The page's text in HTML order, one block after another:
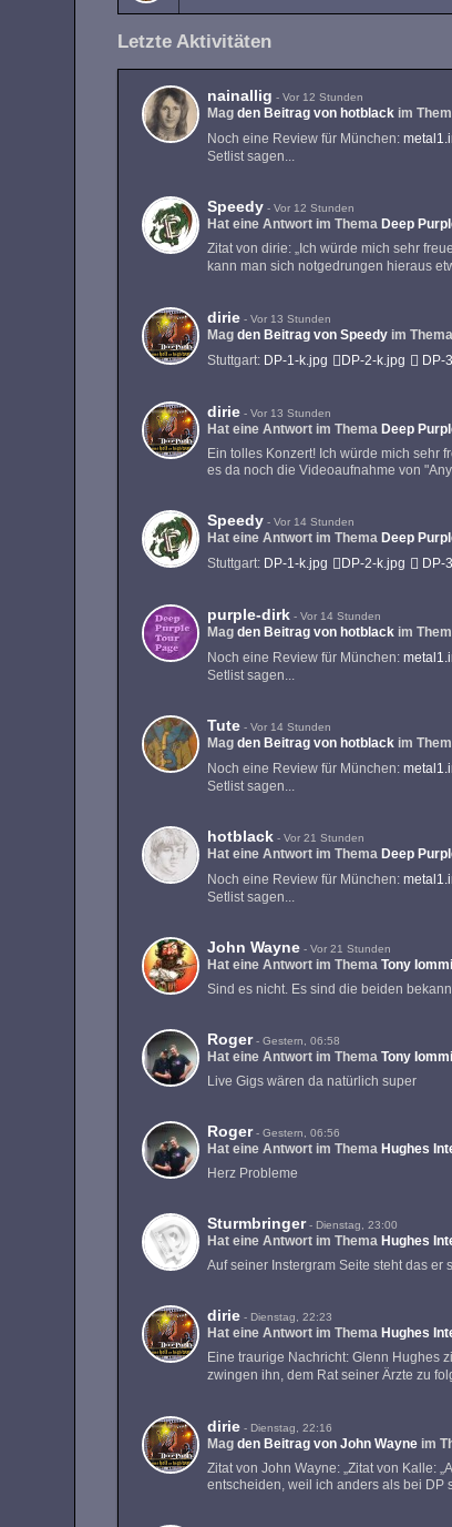
Letzte Aktivitäten
nainallig -Vor 12 Stunden
Magden Beitrag von hotblack im
Noch eine Review für München:
Setlist sagen...
Speedy -Vor 12 Stunden
Hat eine Antwort im Thema Deep
Zitat von dirie: „Ich würde mich sehr
kann man sich notgedrungen hieraus
dirie -Vor 13 Stunden
Magden Beitrag vonSpeedy im Thema
Stuttgart: DP-1-k.jpg DP-2-k.jpg DP-
dirie -Vor 13 Stunden
Hat eine Antwort im Thema Deep
Ein tolles Konzert! Ich würde mich sehr
es da noch die Videoaufnahme von
Speedy -Vor 14 Stunden
Hat eine Antwort im Thema Deep
Stuttgart: DP-1-k.jpg DP-2-k.jpg DP-
purple-dirk -Vor 14 Stunden
Magden Beitrag von hotblack im
Noch eine Review für München:
Setlist sagen...
Tute -Vor 14 Stunden
Magden Beitrag von hotblack im
Noch eine Review für München:
Setlist sagen...
hotblack -Vor 21 Stunden
Hat eine Antwort im Thema Deep
Noch eine Review für München:
Setlist sagen...
John Wayne -Vor 21 Stunden
Hat eine Antwort im ThemaTony
Sind es nicht. Es sind die beiden
Roger-Gestern, 06:58
Hat eine Antwort im ThemaTony
Live Gigs wären da natürlich super
Roger-Gestern, 06:56
Hat eine Antwort im Thema Hughes
Herz Probleme
Sturmbringer- Dienstag, 23:00
Hat eine Antwort im Thema Hughes
Auf seiner Instergram Seite steht das
dirie - Dienstag, 22:23
Hat eine Antwort im Thema Hughes
Eine traurige Nachricht: Glenn Hughes
zwingen ihn, dem Rat seiner Ärzte zu
dirie - Dienstag, 22:16
Magden Beitrag vonJohn Wayne im
Zitat von John Wayne: „Zitat von Kalle:
entscheiden, weil ich anders als bei DP